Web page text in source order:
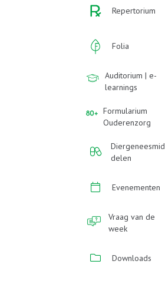
Repertorium
Folia
Auditorium | e-
learnings
Formularium
Ouderenzorg
Diergeneesmid
delen
Evenementen
Vraag van de
week
Downloads